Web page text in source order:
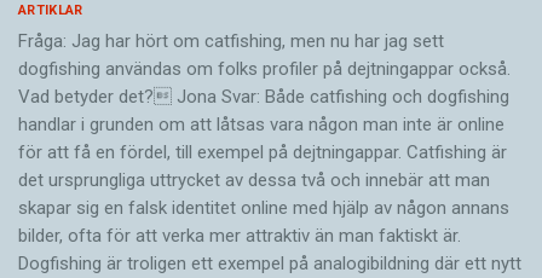
ARTIKLAR
Fråga: Jag har hört om catfishing, men nu har jag sett
dogfishing användas om folks profiler på dejtningappar också.
Vad betyder det? Jona Svar: Både catfishing och dogfishing
handlar i grunden om att låtsas vara någon man inte är online
för att få en fördel, till exempel på dejtningappar. Catfishing är
det ursprungliga uttrycket av dessa två och innebär att man
skapar sig en falsk identitet online med hjälp av någon annans
bilder, ofta för att verka mer attraktiv än man faktiskt är.
Dogfishing är troligen ett exempel på analogibildning där ett nytt